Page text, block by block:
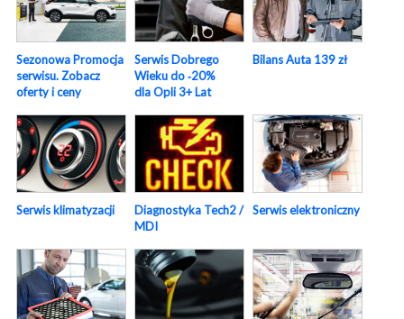
Sezonowa Promocja
serwisu. Zobacz
oferty i ceny
Serwis Dobrego
Wieku do ‑20%
dla Opli 3+ Lat
Bilans Auta 139 zł
Serwis klimatyzacji
Diagnostyka Tech2 /
MDI
Serwis elektroniczny